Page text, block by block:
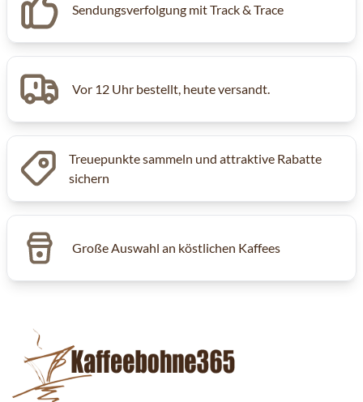
Sendungsverfolgung mit Track & Trace
Vor 12 Uhr bestellt, heute versandt.
Treuepunkte sammeln und attraktive Rabatte
sichern
Große Auswahl an köstlichen Kaffees